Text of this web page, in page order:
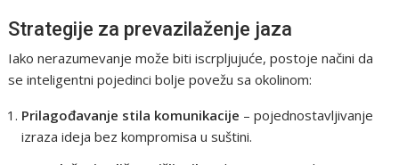
Strategije za prevazilaženje jaza
Iako nerazumevanje može biti iscrpljujuće, postoje načini da
se inteligentni pojedinci bolje povežu sa okolinom:
Prilagođavanje stila komunikacije – pojednostavljivanje
izraza ideja bez kompromisa u suštini.